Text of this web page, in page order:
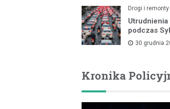
Drogi i remonty
podczas
30 grudnia
Kronika